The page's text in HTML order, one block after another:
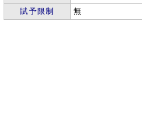
賦予限制
無